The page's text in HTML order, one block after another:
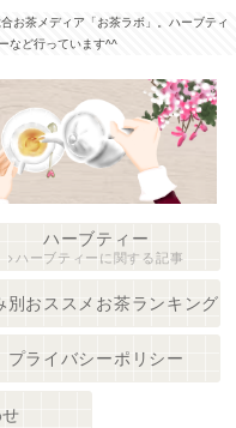
お茶メディア「お茶ラボ」。ハーブティ
など行っています^^
ハーブティー
ハーブティーに関する記事
別おススメお茶ランキング
プライバシーポリシー